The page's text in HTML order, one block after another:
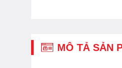
MÔ TẢ SẢN